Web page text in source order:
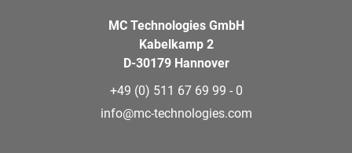
MC Technologies GmbH
Kabelkamp 2
D-30179 Hannover
+49 (0) 511 67 69 99 - 0
info@mc-technologies.com